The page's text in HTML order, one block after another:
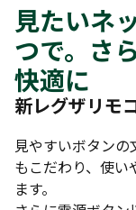
見たいネ
つで。さ
快適に
新レグザリモ
見やすいボタン
もこだわり、使い
ます。